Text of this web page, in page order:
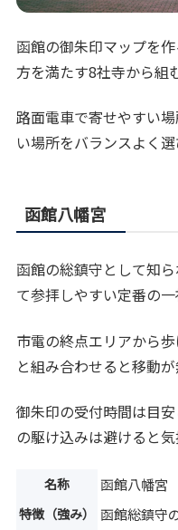
函館の御朱印マップを
方を満たす8社寺から組
路面電車で寄せやすい
い場所をバランスよく選
函館八幡宮
函館の総鎮守として知
て参拝しやすい定番の一
市電の終点エリアから
と組み合わせると移動
御朱印の受付時間は目
の駆け込みは避けると気
名称 函館八幡宮
特徴（強み） 函館総鎮守